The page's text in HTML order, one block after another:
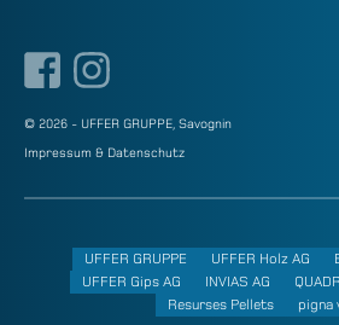
© 2026 - UFFER GRUPPE, Savognin
Impressum & Datenschutz
UFFER GRUPPE UFFER Holz AG
UFFER Gips AG
INVIAS AG
Resurses Pellets
pigna